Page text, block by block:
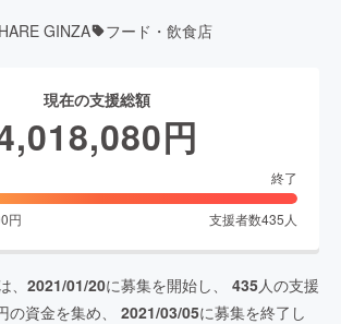
HARE GINZA フード・飲食店
現在の支援総額
円
終了
円 支援者数435 人
2021/01/20に募集を開始し、 435人の支援
の資金を集め、 2021/03/05に募集を終了し